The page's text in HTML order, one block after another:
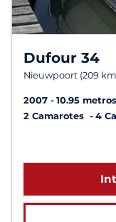
Dufour 34
Nieuwpoort (209
2007
10.95 metros
2 Camarotes
4